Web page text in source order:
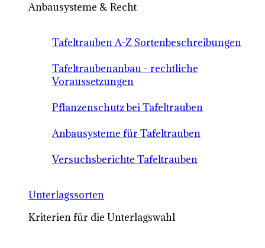
Anbausysteme & Recht
Tafeltrauben A-Z Sortenbeschreibungen
Tafeltraubenanbau - rechtliche
Voraussetzungen
Pflanzenschutz bei Tafeltrauben
Anbausysteme für Tafeltrauben
Versuchsberichte Tafeltrauben
Unterlagssorten
Kriterien für die Unterlagswahl